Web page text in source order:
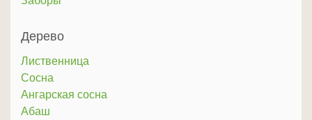
Дерево
Лиственница
Сосна
Ангарская сосна
Абаш